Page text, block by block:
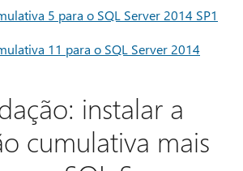
5 para o SQL Server 2014 SP1
11 para o SQL Server 2014
instalar a
cumulativa mais